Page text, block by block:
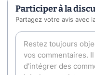
Participer à la
Partagez votre avis avec